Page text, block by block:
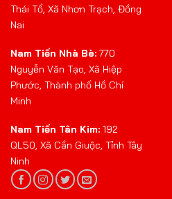
Thái Tổ, Xã Nhơn Trạch, Đồng
Nai
Nam Tiến Nhà Bè: 770
Nguyễn Văn Tạo, Xã Hiệp
Phước, Thành phố Hồ Chí
Minh
Nam Tiến Tân Kim: 192
QL50, Xã Cần Giuộc, Tỉnh Tây
Ninh